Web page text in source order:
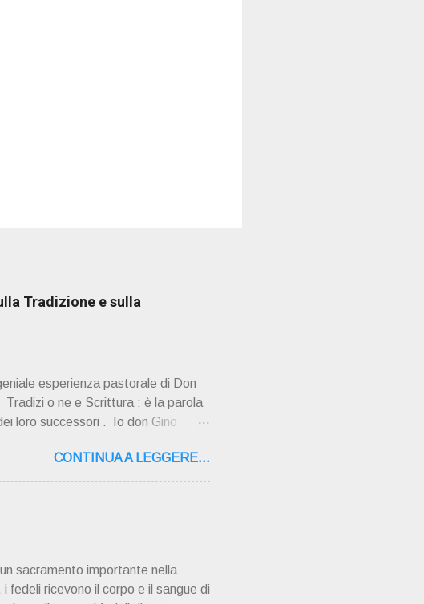
Tradizione e sulla
esperienza pastorale di Don
o ne e Scrittura : è la parola
loro successori . Io don Gino
pubblico la sua "
Pupatoro,16 – 37134 Verona Tel.
fa … "secolo" fa, da giovane
DI CAMPAGNA ". È ispira...
CONTINUA A LEGGERE...
sacramento importante nella
fedeli ricevono il corpo e il sangue di